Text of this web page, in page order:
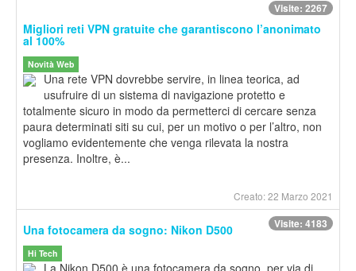
Visite: 2267
Migliori reti VPN gratuite che garantiscono l’anonimato
al 100%
Novità Web
Una rete VPN dovrebbe servire, in linea teorica, ad
usufruire di un sistema di navigazione protetto e
totalmente sicuro in modo da permetterci di cercare senza
paura determinati siti su cui, per un motivo o per l’altro, non
vogliamo evidentemente che venga rilevata la nostra
presenza. Inoltre, è...
Creato: 22 Marzo 2021
Visite: 4183
Una fotocamera da sogno: Nikon D500
Hi Tech
La Nikon D500 è una fotocamera da sogno, per via di